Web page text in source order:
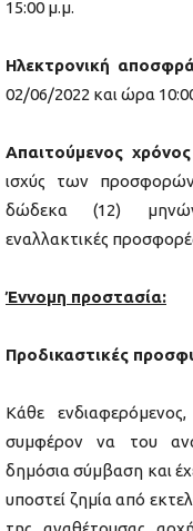
15:00 μ.μ.
Ηλεκτρονική
02/06/2022 και ώρα
Απαιτούμενος
ισχύς των
δώδεκα (12)
εναλλακτικές
Έννομη προστασία:
Προδικαστικές
Κάθε
συμφέρον να του
δημόσια σύμβαση και
υποστεί ζημία από